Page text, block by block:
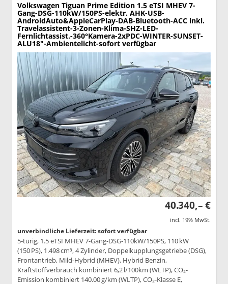
Volkswagen Tiguan Prime Edition 1.5 eTSI MHEV 7-
Gang-DSG-110kW/150PS-elektr. AHK-USB-
AndroidAuto&AppleCarPlay-DAB-Bluetooth-ACC inkl.
Travelassistent-3-Zonen-Klima-SHZ-LED-
Fernlichtassist.-360°Kamera-2xPDC-WINTER-SUNSET-
ALU18"-Ambientelicht-sofort verfügbar
40.340,– €
incl. 19% MwSt.
unverbindliche Lieferzeit: sofort verfügbar
5-türig, 1.5 eTSI MHEV 7-Gang-DSG-110kW/150PS, 110 kW
(150 PS), 1.498 cm³, 4 Zylinder, Doppelkupplungsgetriebe (DSG),
Frontantrieb, Mild-Hybrid (MHEV), Hybrid Benzin,
Kraftstoffverbrauch kombiniert 6,2 l/100km (WLTP), CO₂-
Emission kombiniert 140.00 g/km (WLTP), CO₂-Klasse E,